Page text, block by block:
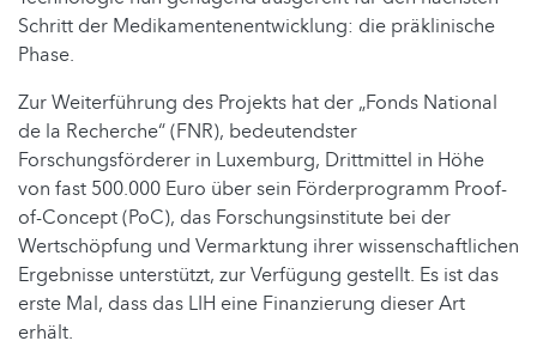
Schritt der Medikamentenentwicklung: die präklinische
Phase.
Zur Weiterführung des Projekts hat der „Fonds National
de la Recherche“ (FNR), bedeutendster
Forschungsförderer in Luxemburg, Drittmittel in Höhe
von fast 500.000 Euro über sein Förderprogramm Proof-
of-Concept (PoC), das Forschungsinstitute bei der
Wertschöpfung und Vermarktung ihrer wissenschaftlichen
Ergebnisse unterstützt, zur Verfügung gestellt. Es ist das
erste Mal, dass das LIH eine Finanzierung dieser Art
erhält.